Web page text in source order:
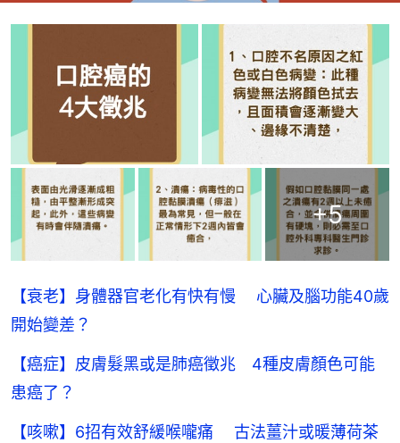
+5
【衰老】身體器官老化有快有慢 心臟及腦功能40歲
開始變差？
【癌症】皮膚髮黑或是肺癌徵兆 4種皮膚顏色可能
患癌了？
【咳嗽】6招有效舒緩喉嚨痛 古法薑汁或暖薄荷茶